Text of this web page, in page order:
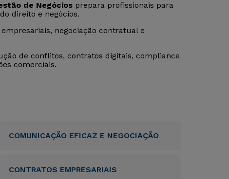
de Negócios prepara profissionais para
direito e negócios.
negociação contratual e
de conflitos, contratos digitais, compliance
comerciais.
COMUNICAÇÃO EFICAZ E NEGOCIAÇÃO
CONTRATOS EMPRESARIAIS